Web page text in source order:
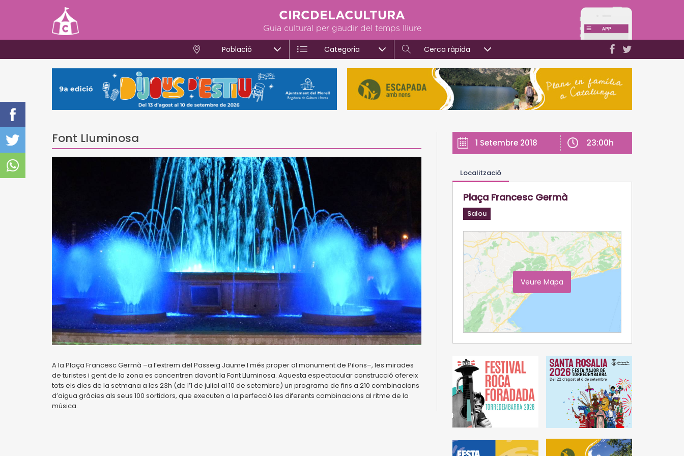
CIRCDELACULTURA
Guia cultural per gaudir del temps lliure
Població Categoria Cerca ràpida
Font Lluminosa
A la Plaça Francesc Germà –a l’extrem del Passeig Jaume I més proper al monument de Pilons–, les mirades
de turistes i gent de la zona es concentren davant la Font Lluminosa. Aquesta espectacular construcció ofereix
tots els dies de la setmana a les 23h (de l’1 de juliol al 10 de setembre) un programa de fins a 210 combinacions
d’aigua gràcies als seus 100 sortidors, que executen a la perfecció les diferents combinacions al ritme de la
música.
1 Setembre 2018 23:00h
Localització
Plaça Francesc Germà
Salou
Veure Mapa